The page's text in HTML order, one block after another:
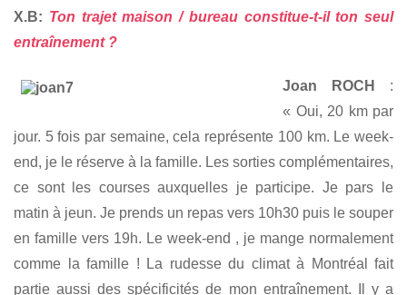
X.B: Ton trajet maison / bureau constitue-t-il ton seul
entraînement ?
Joan ROCH :
« Oui, 20 km par
jour. 5 fois par semaine, cela représente 100 km. Le week-
end, je le réserve à la famille. Les sorties complémentaires,
ce sont les courses auxquelles je participe. Je pars le
matin à jeun. Je prends un repas vers 10h30 puis le souper
en famille vers 19h. Le week-end , je mange normalement
comme la famille ! La rudesse du climat à Montréal fait
partie aussi des spécificités de mon entraînement. Il y a